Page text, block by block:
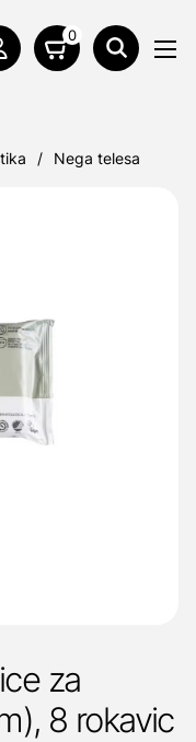
0
/ Nega telesa
za
8 rokavic